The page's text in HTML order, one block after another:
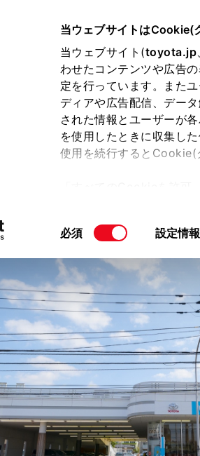
当ウェブサイトはCookie(
当ウェブサイト(toyota.jp
わせたコンテンツや広告
定を行っています。また
ディアや広告配信、デー
された情報とユーザーが
を使用したときに収集し
使用を続行するとCookie(
て」をご覧ください。
同
の
選
択
必須 設定情報
オーナーサポート トピックス